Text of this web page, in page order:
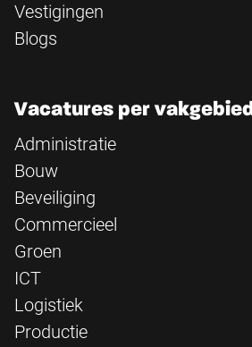
Vestigingen
Blogs
Vacatures per vakgebied
Administratie
Bouw
Beveiliging
Commercieel
Groen
ICT
Logistiek
Productie